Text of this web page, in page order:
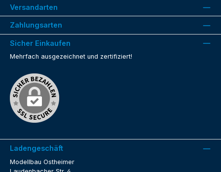
Versandarten
Zahlungsarten
Sicher Einkaufen
Mehrfach ausgezeichnet und zertifiziert!
Ladengeschäft
Modellbau Ostheimer